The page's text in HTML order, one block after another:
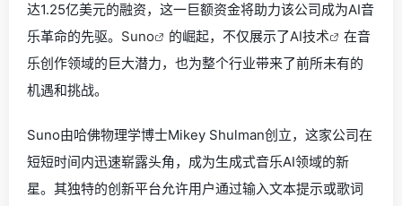
达1.25亿美元的融资，这一巨额资金将助力该公司成为AI音
乐革命的先驱。 Suno 的崛起，不仅展示了AI技术
在音
乐创作领域的巨大潜力，也为整个行业带来了前所未有的
机遇和挑战。
Suno由哈佛物理学博士Mikey Shulman创立，这家公司在
短短时间内迅速崭露头角，成为生成式音乐AI领域的新
星。其独特的创新平台允许用户通过输入文本提示或歌词